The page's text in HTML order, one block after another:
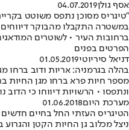
אסף גולן04.07.2019
"טיגריס מסוכן נתפס משוטט
במשטרה התקבלו מהבוקר
ברחובות העיר • לשוטרים
הפרטים בפנים
דניאל סיריוטי01.05.2019
בהלה בגרמניה: אריות ודוב ברחו
מספר חיות פרא ברחו מגן החיות
ונתפסו • הרשויות דיווחו כי
מערכת היום01.06.2018
הטיגריס העזתי החל בחיים
ניצל מכלוב גן החיות הקטן